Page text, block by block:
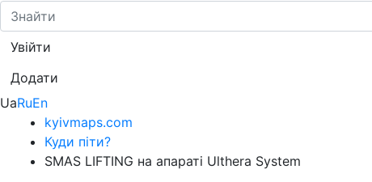
Увійти
Додати
UaRuEn
kyivmaps.com
Куди піти?
SMAS LIFTING на апараті Ulthera System